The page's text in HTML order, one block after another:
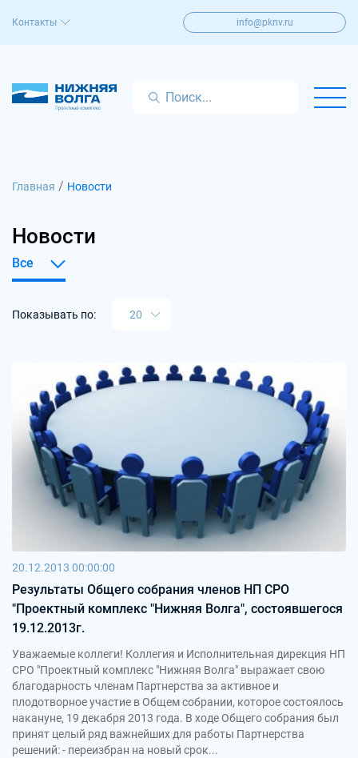
Контакты info@pknv.ru
Главная / Новости
Новости
Показывать по:
20.12.2013 00:00:00
Результаты Общего собрания членов НП СРО
"Проектный комплекс "Нижняя Волга", состоявшегося
19.12.2013г.
Уважаемые коллеги! Коллегия и Исполнительная дирекция НП
СРО "Проектный комплекс "Нижняя Волга" выражает свою
благодарность членам Партнерства за активное и
плодотворное участие в Общем собрании, которое состоялось
накануне, 19 декабря 2013 года. В ходе Общего собрания был
принят целый ряд важнейших для работы Партнерства
решений: - переизбран на новый срок...